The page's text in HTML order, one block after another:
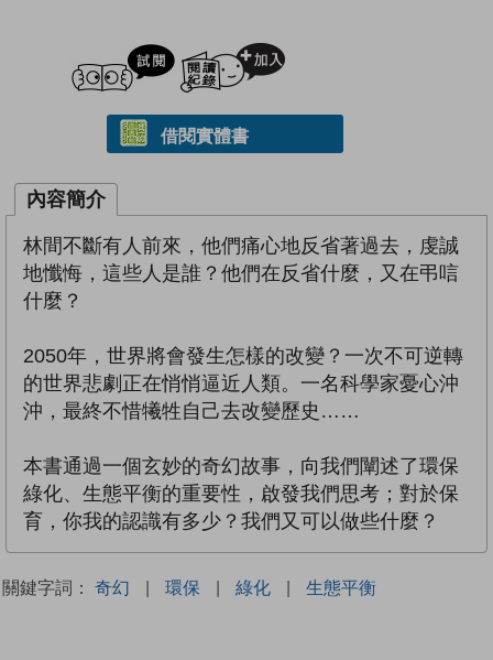
試閲
借閱實體書
內容簡介
林間不斷有人前來，他們痛心地反省著過去，虔誠
地懺悔，這些人是誰？他們在反省什麼，又在弔唁
什麼？
2050年，世界將會發生怎樣的改變？一次不可逆轉
的世界悲劇正在悄悄逼近人類。一名科學家憂心沖
沖，最終不惜犧牲自己去改變歷史……
本書通過一個玄妙的奇幻故事，向我們闡述了環保
綠化、生態平衡的重要性，啟發我們思考；對於保
育，你我的認識有多少？我們又可以做些什麼？
關鍵字詞： 奇幻 | 環保 | 綠化 | 生態平衡